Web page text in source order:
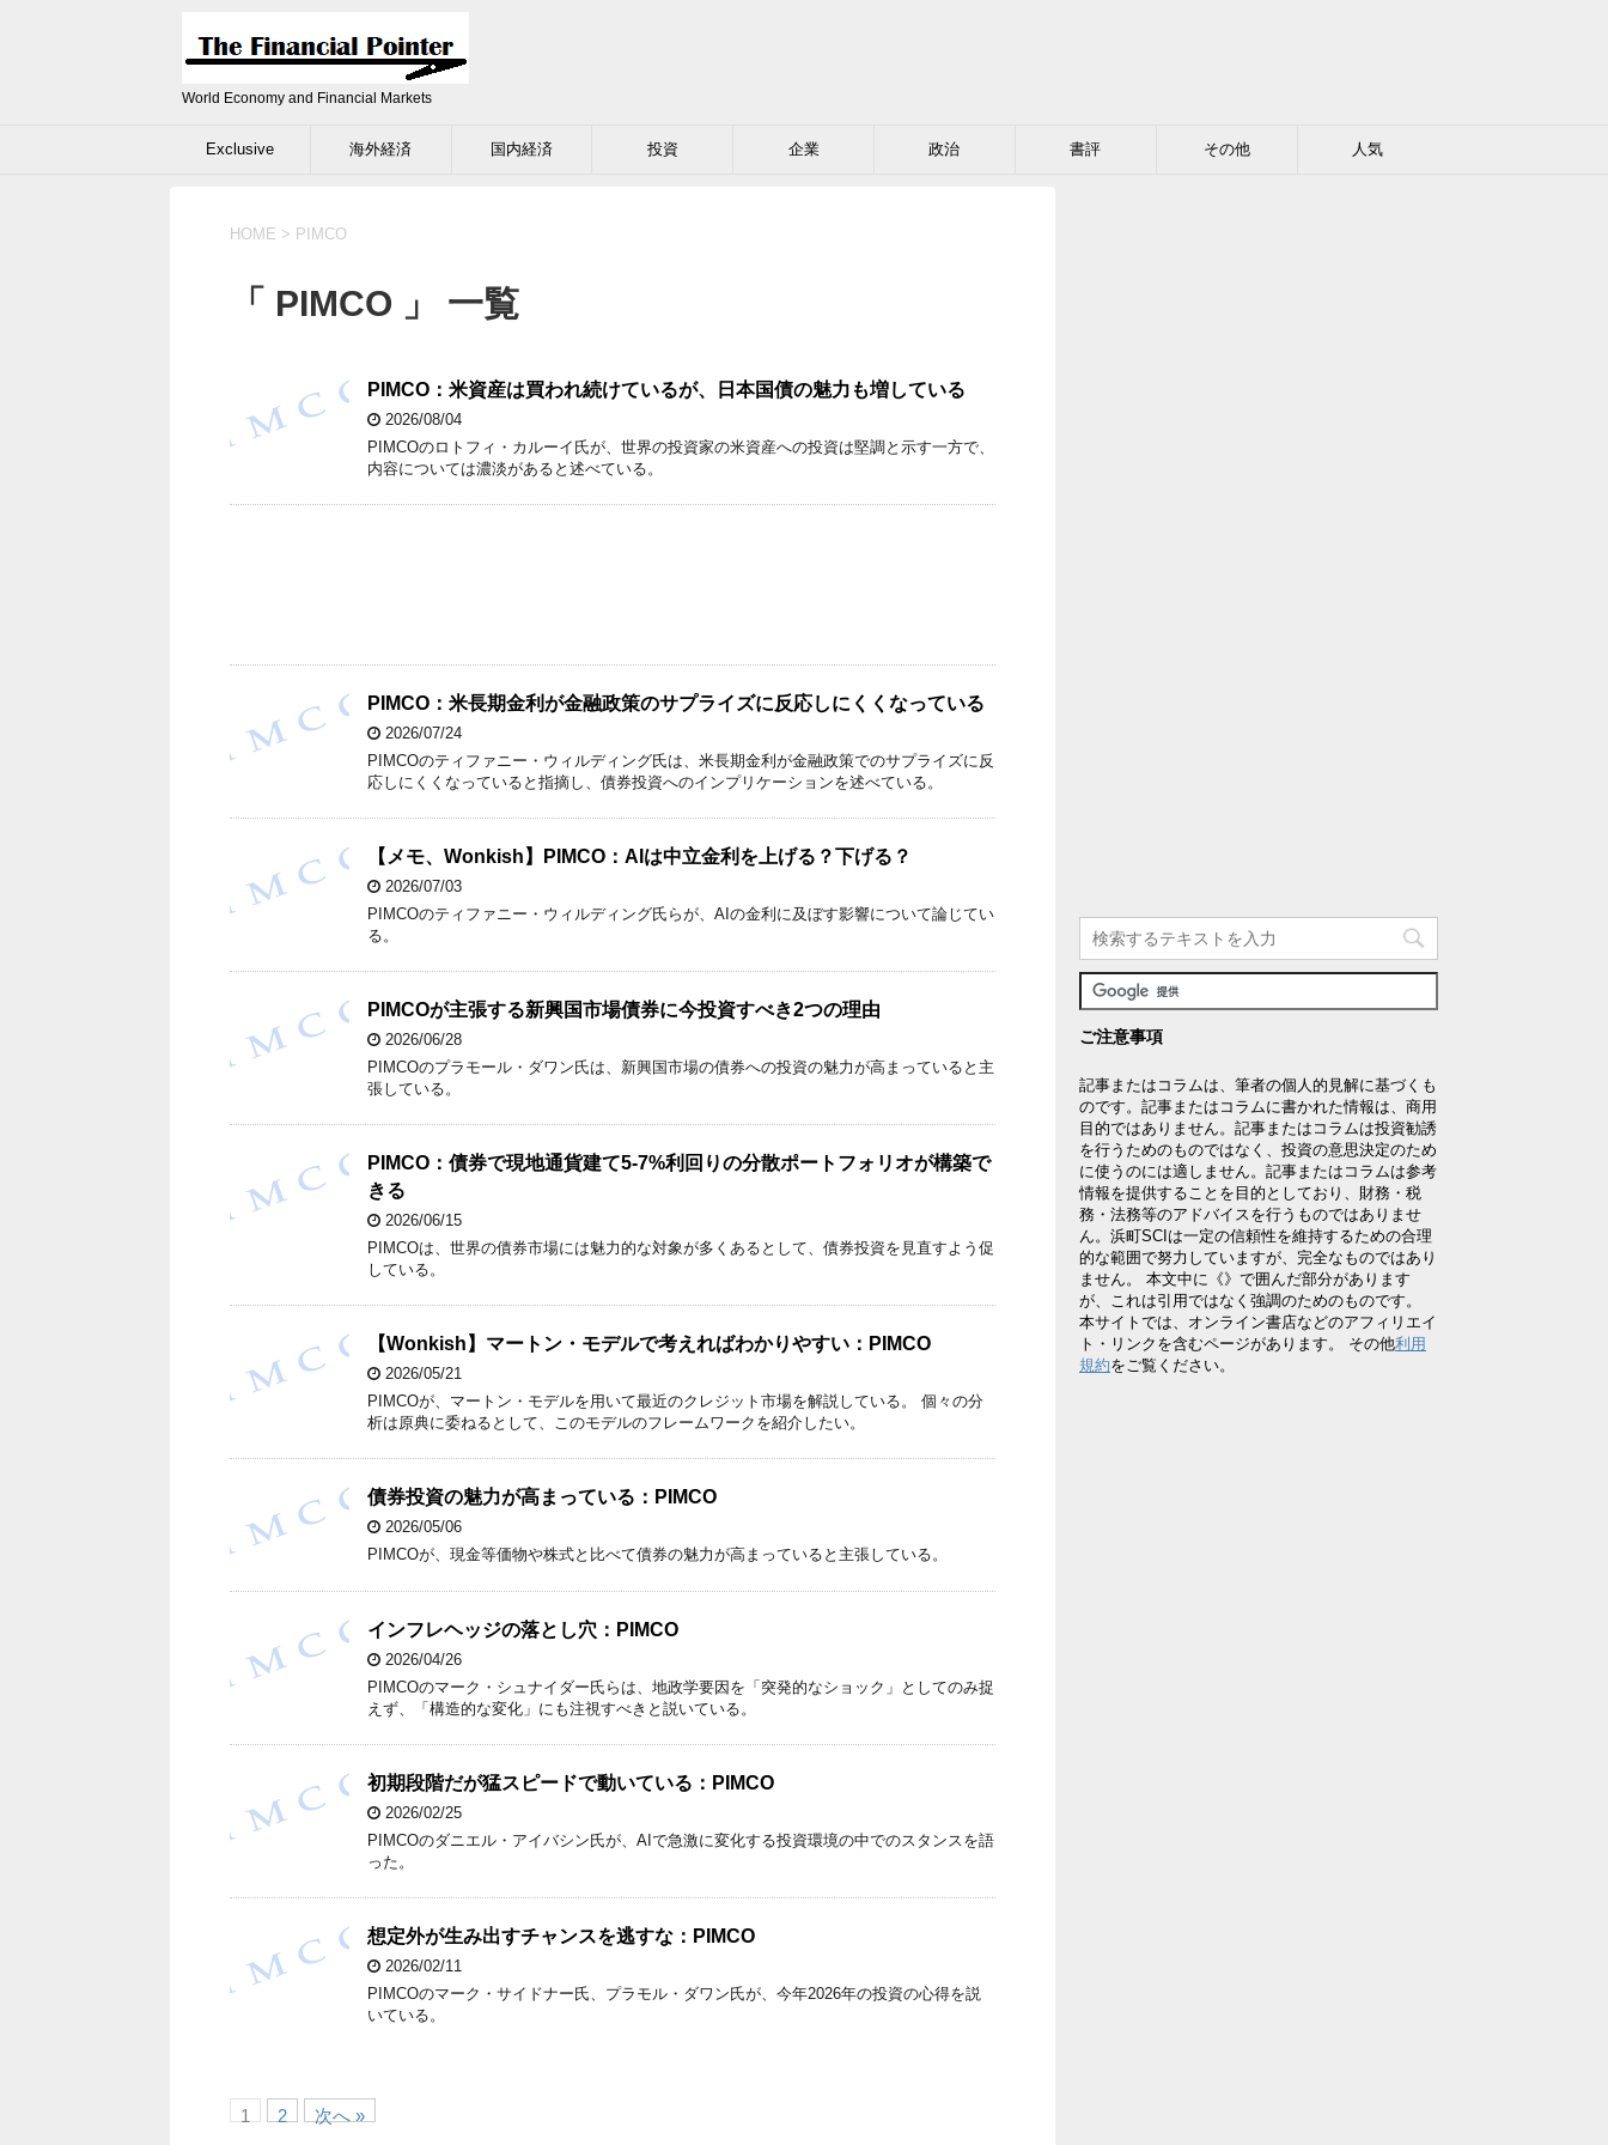
World Economy and Financial Markets
Exclusive 海外経済 国内経済 投資 企業 政治 書評 その他 人気
HOME > PIMCO
「 PIMCO 」 一覧
PIMCO：米資産は買われ続けているが、日本国債の魅力も増している
2026/08/04
PIMCOのロトフィ・カルーイ氏が、世界の投資家の米資産への投資は堅調と示す一方で、
内容については濃淡があると述べている。
PIMCO：米長期金利が金融政策のサプライズに反応しにくくなっている
2026/07/24
PIMCOのティファニー・ウィルディング氏は、米長期金利が金融政策でのサプライズに反
応しにくくなっていると指摘し、債券投資へのインプリケーションを述べている。
【メモ、Wonkish】PIMCO：AIは中立金利を上げる？下げる？
2026/07/03
PIMCOのティファニー・ウィルディング氏らが、AIの金利に及ぼす影響について論じてい
る。
PIMCOが主張する新興国市場債券に今投資すべき2つの理由
2026/06/28
PIMCOのプラモール・ダワン氏は、新興国市場の債券への投資の魅力が高まっていると主
張している。
PIMCO：債券で現地通貨建て5-7%利回りの分散ポートフォリオが構築で
きる
2026/06/15
PIMCOは、世界の債券市場には魅力的な対象が多くあるとして、債券投資を見直すよう促
している。
【Wonkish】マートン・モデルで考えればわかりやすい：PIMCO
2026/05/21
PIMCOが、マートン・モデルを用いて最近のクレジット市場を解説している。 個々の分
析は原典に委ねるとして、このモデルのフレームワークを紹介したい。
債券投資の魅力が高まっている：PIMCO
2026/05/06
PIMCOが、現金等価物や株式と比べて債券の魅力が高まっていると主張している。
インフレヘッジの落とし穴：PIMCO
2026/04/26
PIMCOのマーク・シュナイダー氏らは、地政学要因を「突発的なショック」としてのみ捉
えず、「構造的な変化」にも注視すべきと説いている。
初期段階だが猛スピードで動いている：PIMCO
2026/02/25
PIMCOのダニエル・アイバシン氏が、AIで急激に変化する投資環境の中でのスタンスを語
った。
想定外が生み出すチャンスを逃すな：PIMCO
2026/02/11
PIMCOのマーク・サイドナー氏、プラモル・ダワン氏が、今年2026年の投資の心得を説
いている。
1 2 次へ »
ご注意事項
記事またはコラムは、筆者の個人的見解に基づくも
のです。記事またはコラムに書かれた情報は、商用
目的ではありません。記事またはコラムは投資勧誘
を行うためのものではなく、投資の意思決定のため
に使うのには適しません。記事またはコラムは参考
情報を提供することを目的としており、財務・税
務・法務等のアドバイスを行うものではありませ
ん。浜町SCIは一定の信頼性を維持するための合理
的な範囲で努力していますが、完全なものではあり
ません。 本文中に《》で囲んだ部分があります
が、これは引用ではなく強調のためのものです。
本サイトでは、オンライン書店などのアフィリエイ
ト・リンクを含むページがあります。 その他利用
規約をご覧ください。